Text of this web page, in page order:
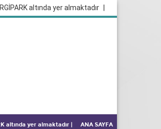
altında yer almaktadır
altında yer almaktadır ANA SAYFA